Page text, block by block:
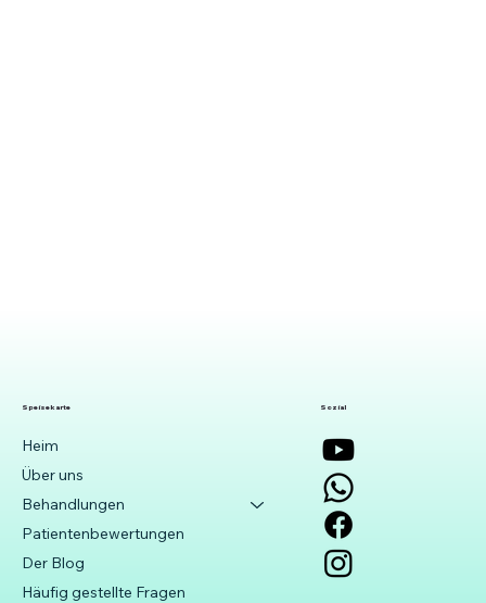
Speisekarte
Heim
Über uns
Behandlungen
Patientenbewertungen
Der Blog
Häufig gestellte Fragen
Sozial